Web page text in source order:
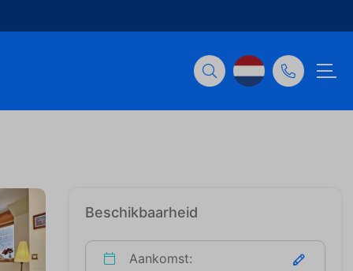
Beschikbaarheid
Aankomst: